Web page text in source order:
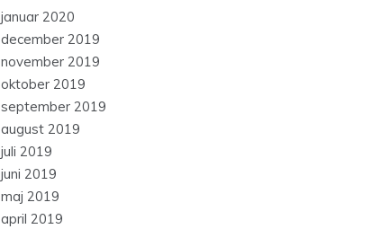
januar 2020
december 2019
november 2019
oktober 2019
september 2019
august 2019
juli 2019
juni 2019
maj 2019
april 2019